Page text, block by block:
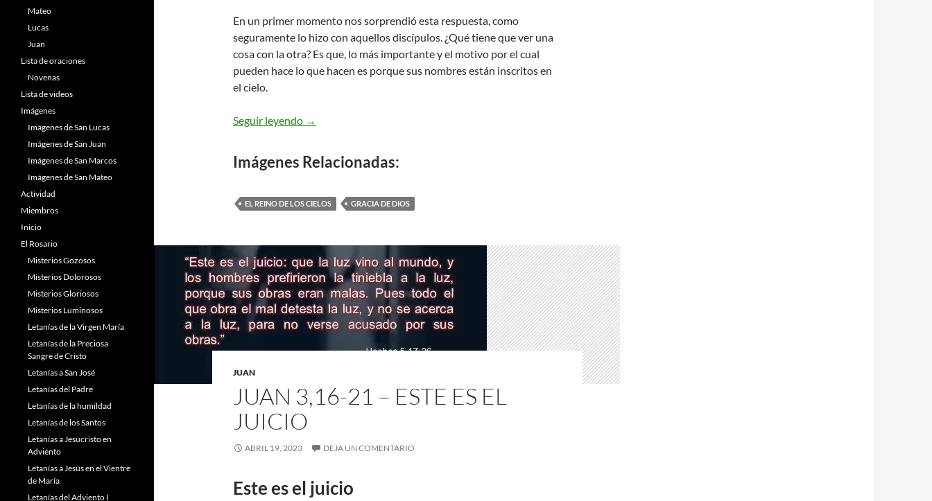
En un primer momento nos sorprendió esta respuesta, como
seguramente lo hizo con aquellos discípulos. ¿Qué tiene que ver una
cosa con la otra? Es que, lo más importante y el motivo por el cual
pueden hace lo que hacen es porque sus nombres están inscritos en
el cielo.
Seguir leyendo Lucas 10,17-24 – inscritos en el cielo
→
Imágenes Relacionadas:
EL REINO DE LOS CIELOS GRACIA DE DIOS
JUAN
JUAN 3,16-21 – ESTE ES EL
JUICIO
ABRIL 19, 2023 DEJA UN COMENTARIO
Este es el juicio
Mateo
Lucas
Juan
Lista de oraciones
Novenas
Lista de videos
Imágenes
Imágenes de San Lucas
Imágenes de San Juan
Imágenes de San Marcos
Imágenes de San Mateo
Actividad
Miembros
Inicio
El Rosario
Misterios Gozosos
Misterios Dolorosos
Misterios Gloriosos
Misterios Luminosos
Letanías de la Virgen María
Letanías de la Preciosa
Sangre de Cristo
Letanías a San José
Letanías del Padre
Letanías de la humildad
Letanías de los Santos
Letanías a Jesucristo en
Adviento
Letanías a Jesús en el Vientre
de María
Letanías del Adviento I